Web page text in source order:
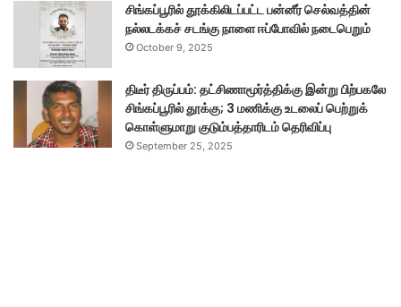
சிங்கப்பூரில் தூக்கிலிடப்பட்ட பன்னீர் செல்வத்தின்
நல்லடக்கச் சடங்கு நாளை ஈப்போவில் நடைபெறும்
October 9, 2025
திடீர் திருப்பம்: தட்சிணாமூர்த்திக்கு இன்று பிற்பகலே
சிங்கப்பூரில் தூக்கு; 3 மணிக்கு உடலைப் பெற்றுக்
கொள்ளுமாறு குடும்பத்தாரிடம் தெரிவிப்பு
September 25, 2025